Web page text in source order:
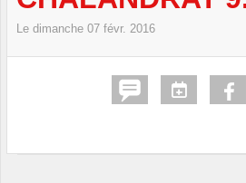
Le dimanche 07 févr. 2016